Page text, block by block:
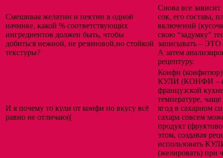
Смешивая желатин и пектин в одной
начинке, какой % соответствующих
ингредиентов должен быть, чтобы
добиться нежной, не резиновой,но стойкой
текстуры?
Снова все
сок, его состава,
включений
свою “задумку”
записывать –
А затем
рецептуру.
И я почему то кули от конфи по вкусу всё
равно не отличаю((
Конфи (конфитюр)
КУЛИ (КОНФИ –
французской
температуре,
ягод в сахарном
сахара совсем
продукт
этом, создавая
использовать
(желировать) при